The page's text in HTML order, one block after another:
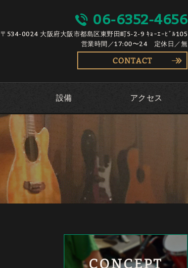
06-6352-4656
〒534-0024 大阪府大阪市都島区東野田町5-2-9 ｷｮｰｴｰﾋﾞﾙ105
営業時間／17:00〜24 定休日／無
設備 アクセス